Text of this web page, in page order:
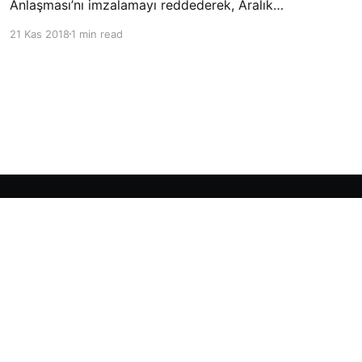
Anlaşması’nı imzalamayı reddederek, Aralık
konferansta BM üyesi ülkeler tarafından
21 Kas 20181 min read